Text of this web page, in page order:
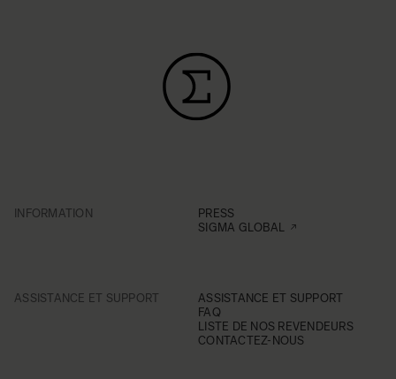
INFORMATION
PRESS
SIGMA GLOBAL
ASSISTANCE ET SUPPORT
ASSISTANCE ET SUPPORT
FAQ
LISTE DE NOS REVENDEURS
CONTACTEZ-NOUS